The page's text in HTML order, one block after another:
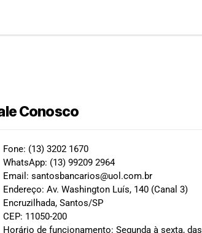
Conosco
Fone: (13) 3202 1670
WhatsApp: (13) 99209 2964
Email: santosbancarios@uol.com.br
Endereço: Av. Washington Luís, 140 (Canal 3)
Encruzilhada, Santos/SP
CEP: 11050-200
Horário de funcionamento: Segunda à sexta, das